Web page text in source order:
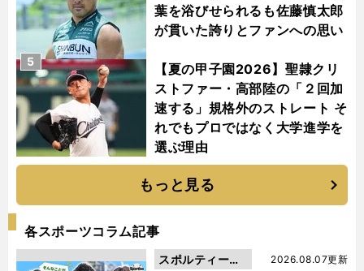
葉を浴びせられるも佐藤慎太郎
が貫いた誇りとファンへの思い
【夏の甲子園2026】聖隷クリ
ストファー・高部陸の「２回加
速する」規格外のストレート そ
れでもプロではなく大学進学を
選ぶ理由
5
もっと見る
各スポーツコラム記事
2026.08.07更新
スポルティーバ